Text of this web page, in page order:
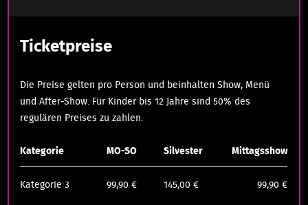
Ticketpreise
Die Preise gelten pro Person und beinhalten Show, Menü
und After-Show. Für Kinder bis 12 Jahre sind 50% des
regulären Preises zu zahlen.
Kategorie MO-SO Silvester Mittagsshow
Kategorie 3 99,90 € 145,00 € 99,90 €